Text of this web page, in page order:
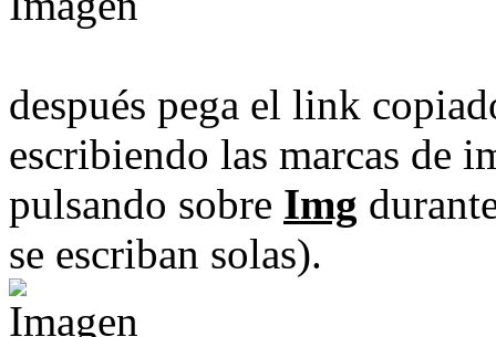
después pega el link
escribiendo las marcas de
pulsando sobre Img
se escriban solas).